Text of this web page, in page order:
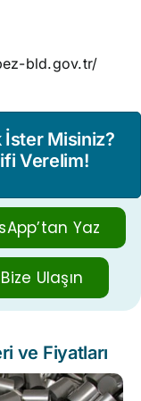
bld.gov.tr/
İster Misiniz?
Verelim!
Yaz
Bize Ulaşın
ve Fiyatları